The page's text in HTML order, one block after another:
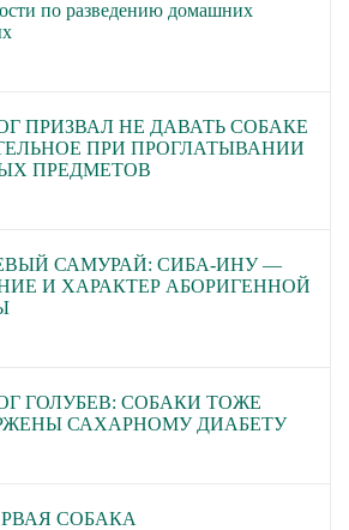
по разведению домашних
ПРИЗВАЛ НЕ ДАВАТЬ СОБАКЕ
ПРИ ПРОГЛАТЫВАНИИ
ПРЕДМЕТОВ
САМУРАЙ: СИБА-ИНУ —
И ХАРАКТЕР АБОРИГЕННОЙ
ГОЛУБЕВ: СОБАКИ ТОЖЕ
САХАРНОМУ ДИАБЕТУ
СОБАКА